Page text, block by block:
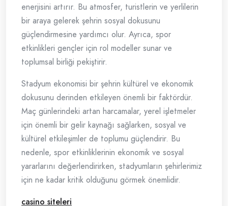
enerjisini artırır. Bu atmosfer, turistlerin ve yerlilerin
bir araya gelerek şehrin sosyal dokusunu
güçlendirmesine yardımcı olur. Ayrıca, spor
etkinlikleri gençler için rol modeller sunar ve
toplumsal birliği pekiştirir.
Stadyum ekonomisi bir şehrin kültürel ve ekonomik
dokusunu derinden etkileyen önemli bir faktördür.
Maç günlerindeki artan harcamalar, yerel işletmeler
için önemli bir gelir kaynağı sağlarken, sosyal ve
kültürel etkileşimler de toplumu güçlendirir. Bu
nedenle, spor etkinliklerinin ekonomik ve sosyal
yararlarını değerlendirirken, stadyumların şehirlerimiz
için ne kadar kritik olduğunu görmek önemlidir.
casino siteleri